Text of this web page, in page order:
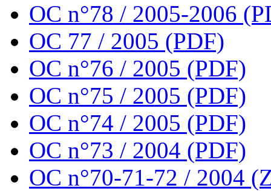
OC n°78 / 2005-2006
OC 77 / 2005 (PDF)
OC n°76 / 2005 (PDF)
OC n°75 / 2005 (PDF)
OC n°74 / 2005 (PDF)
OC n°73 / 2004 (PDF)
OC n°70-71-72 / 2004